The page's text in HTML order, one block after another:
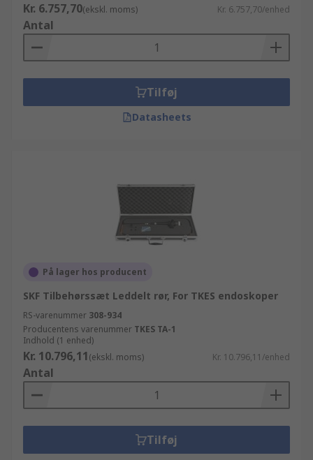
Kr. 6.757,70(ekskl. moms) Kr. 6.757,70/enhed
Antal
Tilføj
Datasheets
På lager hos producent
SKF Tilbehørssæt Leddelt rør, For TKES endoskoper
RS-varenummer 308-934
Producentens varenummer TKES TA-1
Indhold (1 enhed)
Kr. 10.796,11(ekskl. moms) Kr. 10.796,11/enhed
Antal
Tilføj